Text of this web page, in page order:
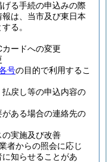
る手続の申込みの際
は、当市及び東日本
る。
ードへの変更
号の目的で利用するこ
戻し等の申込内容の
ある場合の連絡先の
実施及び改善
者からの照会に応じ
知らせることがあ